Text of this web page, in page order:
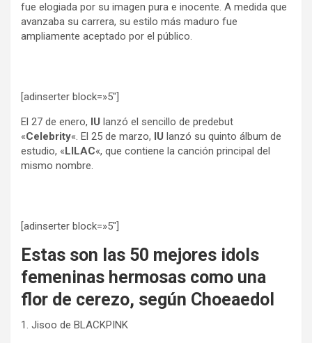
fue elogiada por su imagen pura e inocente. A medida que
avanzaba su carrera, su estilo más maduro fue
ampliamente aceptado por el público.
[adinserter block=»5″]
El 27 de enero, IU lanzó el sencillo de predebut
«Celebrity«. El 25 de marzo, IU lanzó su quinto álbum de
estudio, «LILAC«, que contiene la canción principal del
mismo nombre.
[adinserter block=»5″]
Estas son las 50 mejores idols
femeninas hermosas como una
flor de cerezo, según Choeaedol
1. Jisoo de BLACKPINK